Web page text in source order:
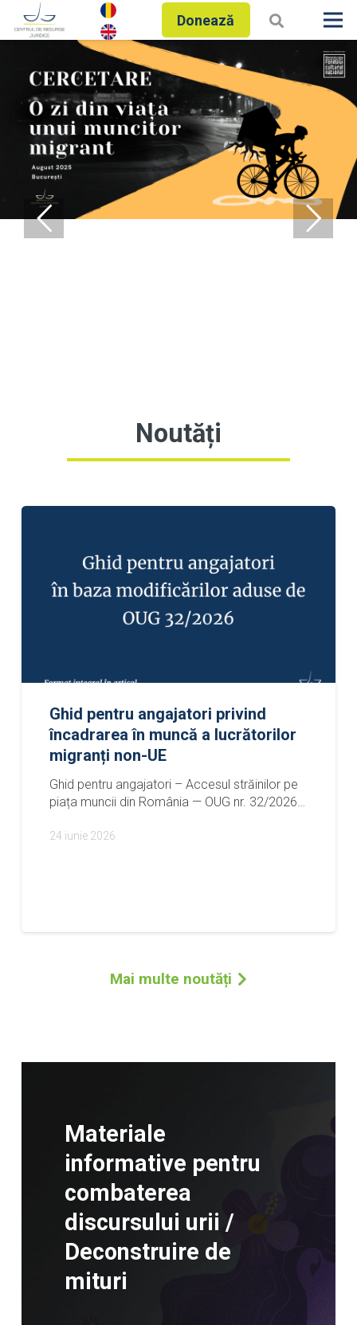
Donează
Nediscriminarea,
dincolo de cuvinte
Noutăți
privind
lucrătorilor
străinilor pe
nr. 32/2026…
SCRISOARE
un semnal de
lucrători străini
legalitate
Mai multe noutăți
Materiale
informative pentru
combaterea
discursului urii /
Deconstruire de
mituri